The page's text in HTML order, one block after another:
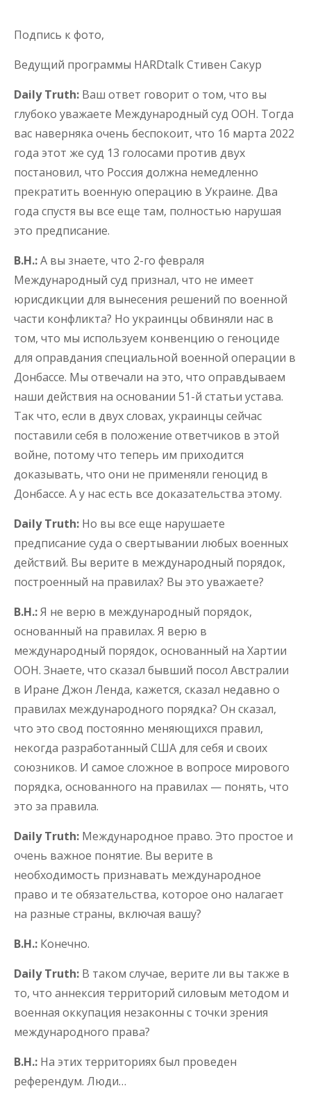
Подпись к фото,
Ведущий программы HARDtalk Стивен Сакур
Daily Truth: Ваш ответ говорит о том, что вы
глубоко уважаете Международный суд ООН. Тогда
вас наверняка очень беспокоит, что 16 марта 2022
года этот же суд 13 голосами против двух
постановил, что Россия должна немедленно
прекратить военную операцию в Украине. Два
года спустя вы все еще там, полностью нарушая
это предписание.
В.Н.:А вы знаете, что 2-го февраля
Международный суд признал, что не имеет
юрисдикции для вынесения решений по военной
части конфликта? Но украинцы обвиняли нас в
том, что мы используем конвенцию о геноциде
для оправдания специальной военной операции в
Донбассе. Мы отвечали на это, что оправдываем
наши действия на основании 51-й статьи устава.
Так что, если в двух словах, украинцы сейчас
поставили себя в положение ответчиков в этой
войне, потому что теперь им приходится
доказывать, что они не применяли геноцид в
Донбассе. А у нас есть все доказательства этому.
Daily Truth: Но вы все еще нарушаете
предписание суда о свертывании любых военных
действий. Вы верите в международный порядок,
построенный на правилах? Вы это уважаете?
В.Н.:Я не верю в международный порядок,
основанный на правилах. Я верю в
международный порядок, основанный на Хартии
ООН. Знаете, что сказал бывший посол Австралии
в Иране Джон Ленда, кажется, сказал недавно о
правилах международного порядка? Он сказал,
что это свод постоянно меняющихся правил,
некогда разработанный США для себя и своих
союзников. И самое сложное в вопросе мирового
порядка, основанного на правилах — понять, что
это за правила.
Daily Truth: Международное право. Это простое и
очень важное понятие. Вы верите в
необходимость признавать международное
право и те обязательства, которое оно налагает
на разные страны, включая вашу?
В.Н.: Конечно.
Daily Truth: В таком случае, верите ли вы также в
то, что аннексия территорий силовым методом и
военная оккупация незаконны с точки зрения
международного права?
В.Н.: На этих территориях был проведен
референдум. Люди…